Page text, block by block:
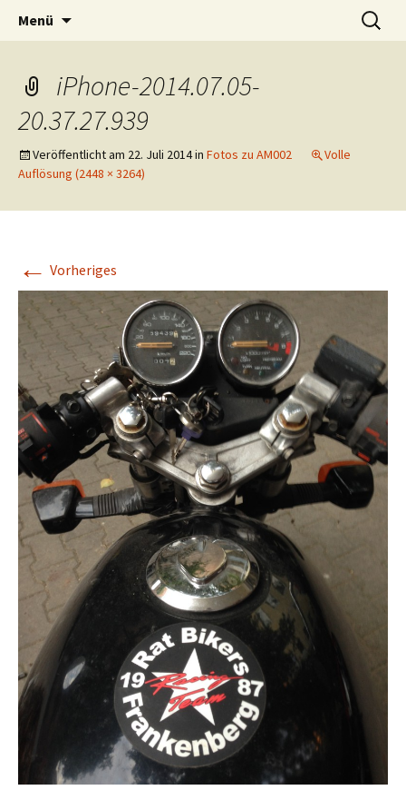
Am Mikrofon
Interviews in freier WIldbahn
Menü
Suchen
nach:
iPhone-2014.07.05-
20.37.27.939
Veröffentlicht am 22. Juli 2014in Fotos zu AM002
Volle
Auflösung (2448 × 3264)
← Vorheriges